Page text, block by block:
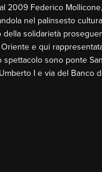
2009 Federico
nel palinsesto
della solidarietà
e qui
sono ponte
I e via del Banco